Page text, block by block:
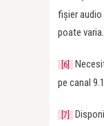
fișier audio
poate varia.
[6]
pe canal
[7]